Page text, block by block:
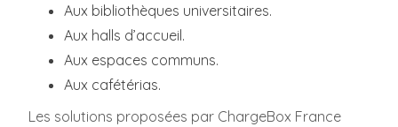
Aux bibliothèques universitaires.
Aux halls d’accueil.
Aux espaces communs.
Aux cafétérias.
Les solutions proposées par ChargeBox France